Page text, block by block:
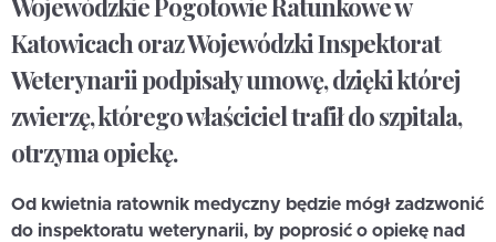
Wojewódzkie Pogotowie Ratunkowe w
Katowicach oraz Wojewódzki Inspektorat
Weterynarii podpisały umowę, dzięki której
zwierzę, którego właściciel trafił do szpitala,
otrzyma opiekę.
Od kwietnia ratownik medyczny będzie mógł zadzwonić
do inspektoratu weterynarii, by poprosić o opiekę nad